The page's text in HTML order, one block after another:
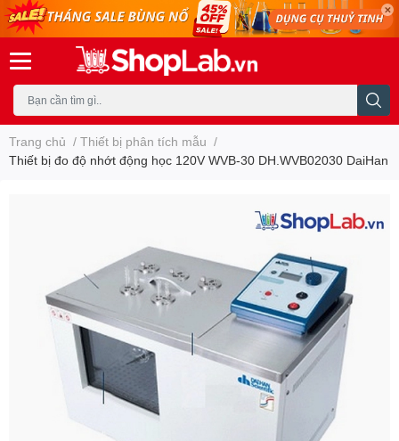
Trang chủ / Thiết bị phân tích mẫu /
Thiết bị đo độ nhớt động học 120V WVB-30 DH.WVB02030 DaiHan